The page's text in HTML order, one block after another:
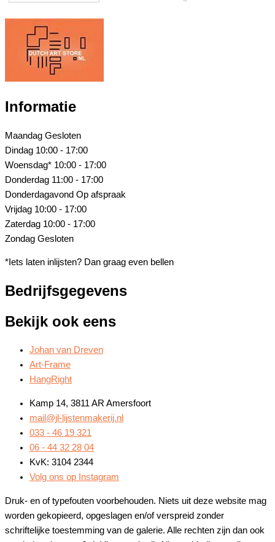
Informatie
Maandag Gesloten
Dindag 10:00 - 17:00
Woensdag* 10:00 - 17:00
Donderdag 11:00 - 17:00
Donderdagavond Op afspraak
Vrijdag 10:00 - 17:00
Zaterdag 10:00 - 17:00
Zondag Gesloten
*Iets laten inlijsten? Dan graag even bellen
Bedrijfsgegevens
Bekijk ook eens
Johan van Dreven
Art-Frame
HangRight
Kamp 14, 3811 AR Amersfoort
mail@jl-lijstenmakerij.nl
033 - 46 19 321
06 - 44 32 28 04
KvK: 3104 2344
Volg ons op Instagram
Druk- en of typefouten voorbehouden. Niets uit deze website mag
worden gekopieerd, opgeslagen en/of verspreid zonder
schriftelijke toestemming van de galerie. Alle rechten zijn dan ook